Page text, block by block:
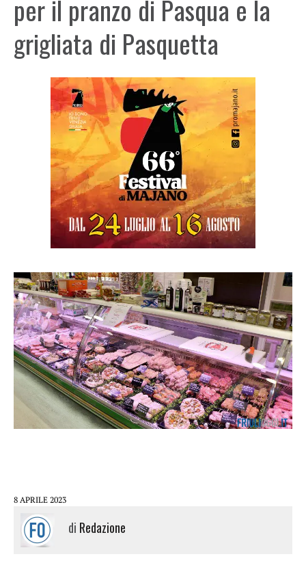
per il pranzo di Pasqua e la
grigliata di Pasquetta
8 APRILE 2023
di Redazione